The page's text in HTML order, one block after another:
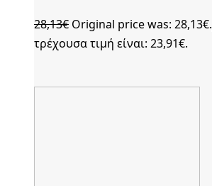
28,13€ Original price was: 28,13€.
τρέχουσα τιμή είναι: 23,91€.